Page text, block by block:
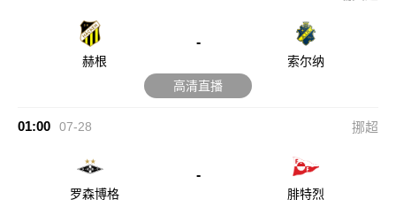
赫根
-
索尔纳
高清直播
01:00 07-28 挪超
罗森博格
-
腓特烈